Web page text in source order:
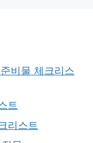
비물 체크리스
트
리스트